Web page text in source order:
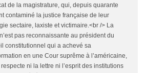
de la magistrature, qui, depuis quarante
contaminé la justice française de leur
sectaire, laxiste et victimaire.<br /> La
pas reconnaissante au président du
constitutionnel qui a achevé sa
en une Cour suprême à l’américaine,
ni la lettre ni l’esprit des institutions